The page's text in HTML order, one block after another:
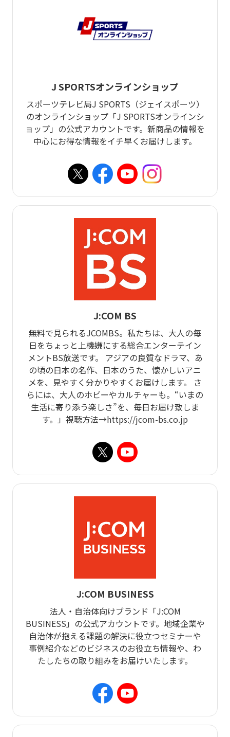
J SPORTSオンラインショップ
スポーツテレビ局J SPORTS（ジェイスポーツ）
のオンラインショップ「J SPORTSオンラインシ
ョップ」の公式アカウントです。新商品の情報を
中心にお得な情報をイチ早くお届けします。
J:COM BS
無料で見られるJCOMBS。私たちは、大人の毎
日をちょっと上機嫌にする総合エンターテイン
メントBS放送です。 アジアの良質なドラマ、あ
の頃の日本の名作、日本のうた、懐かしいアニ
メを、見やすく分かりやすくお届けします。 さ
らには、大人のホビーやカルチャーも。“いまの
生活に寄り添う楽しさ”を、毎日お届け致しま
す。」視聴方法→https://jcom-bs.co.jp
J:COM BUSINESS
法人・自治体向けブランド「J:COM
BUSINESS」の公式アカウントです。地域企業や
自治体が抱える課題の解決に役立つセミナーや
事例紹介などのビジネスのお役立ち情報や、わ
たしたちの取り組みをお届けいたします。